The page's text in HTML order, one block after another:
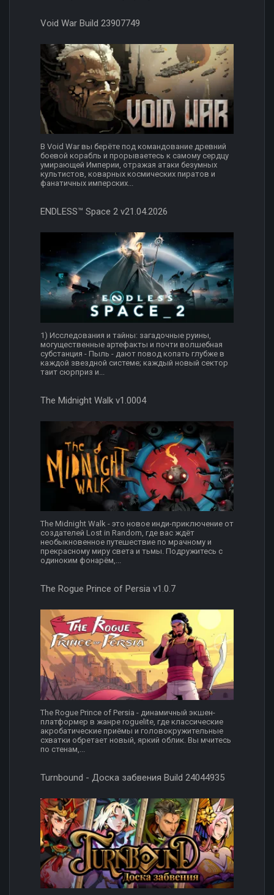
Void War Build 23907749
В Void War вы берёте под командование древний
боевой корабль и прорываетесь к самому сердцу
умирающей Империи, отражая атаки безумных
культистов, коварных космических пиратов и
фанатичных имперских...
ENDLESS™ Space 2 v21.04.2026
1) Исследования и тайны: загадочные руины,
могущественные артефакты и почти волшебная
субстанция - Пыль - дают повод копать глубже в
каждой звездной системе; каждый новый сектор
таит сюрприз и...
The Midnight Walk v1.0004
The Midnight Walk - это новое инди-приключение от
создателей Lost in Random, где вас ждёт
необыкновенное путешествие по мрачному и
прекрасному миру света и тьмы. Подружитесь с
одиноким фонарём,...
The Rogue Prince of Persia v1.0.7
The Rogue Prince of Persia - динамичный экшен-
платформер в жанре roguelite, где классические
акробатические приёмы и головокружительные
схватки обретает новый, яркий облик. Вы мчитесь
по стенам,...
Turnbound - Доска забвения Build 24044935